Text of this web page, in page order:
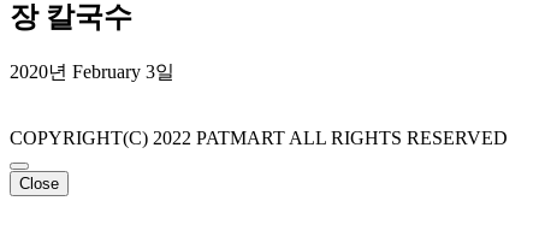
장 칼국수
2020년 February 3일
COPYRIGHT(C) 2022 PATMART ALL RIGHTS RESERVED
Close